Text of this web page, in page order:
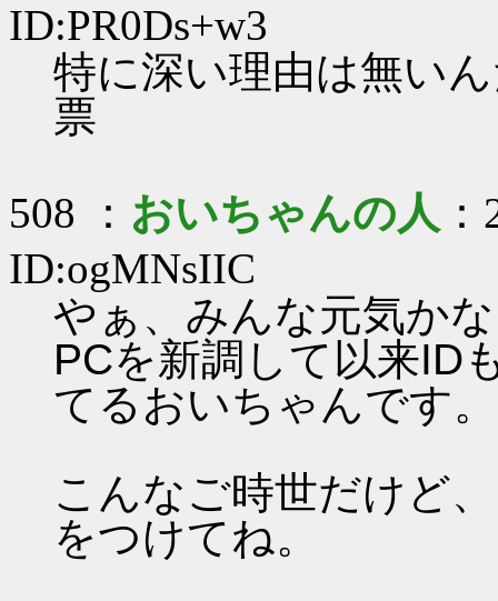
ID:PR0Ds+w3
特に深い理由は無い
票
508 ： おいちゃんの人
ID:ogMNsIIC
やぁ、みんな元気か
PCを新調して以来ID
てるおいちゃんです。
こんなご時世だけど
をつけてね。